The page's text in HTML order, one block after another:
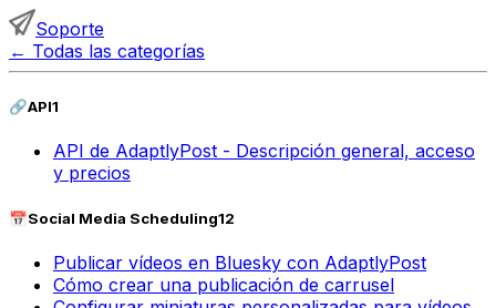
Soporte
← Todas las categorías
🔗API1
API de AdaptlyPost - Descripción general, acceso
y precios
📅Social Media Scheduling12
Publicar vídeos en Bluesky con AdaptlyPost
Cómo crear una publicación de carrusel